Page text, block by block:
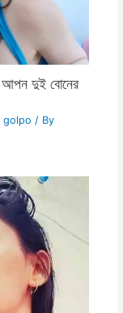
দুই বোনের
golpo / By